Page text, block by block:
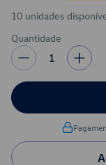
10 unidades
Quantidade
1